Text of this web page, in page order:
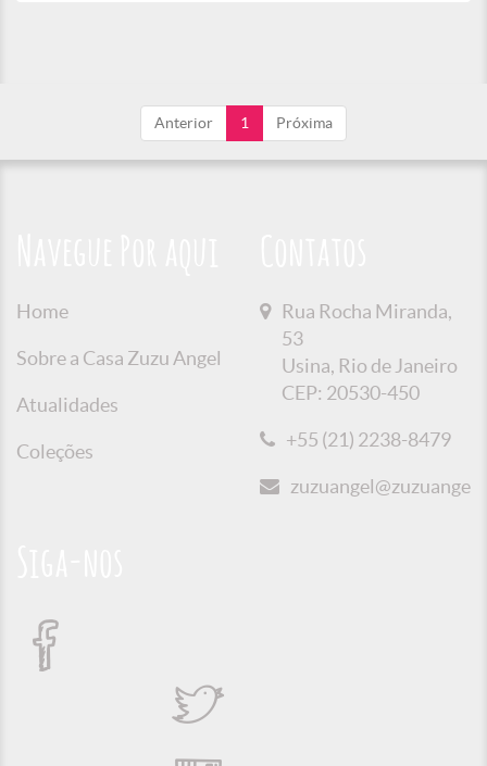
Anterior 1 Próxima
Home
Sobre a Casa Zuzu Angel
Atualidades
Coleções
Rua Rocha Miranda,
53
Usina, Rio de Janeiro
CEP: 20530-450
+55 (21) 2238-8479